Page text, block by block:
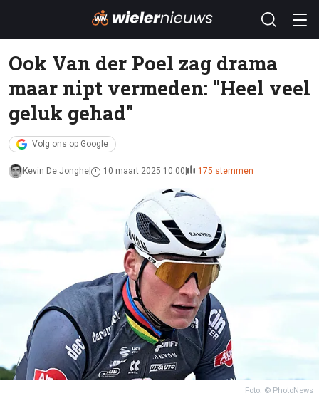
Ook Van der Poel zag drama
maar nipt vermeden: "Heel veel
geluk gehad"
Volg ons op Google
Kevin De Jonghe 10 maart 2025 10:00 175 stemmen
Foto: © PhotoNews